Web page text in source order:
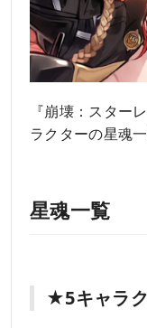
『崩壊：スター
ラクターの星魂一
星魂一覧
★5キャラ